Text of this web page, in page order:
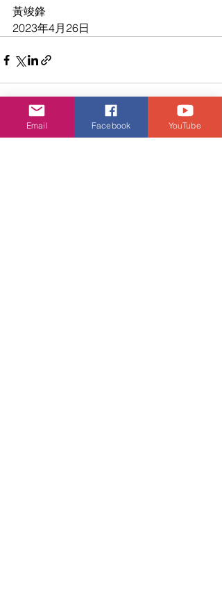
黃竣鋒
2023年4月26日
相關文章 查看全部
Email Facebook YouTube